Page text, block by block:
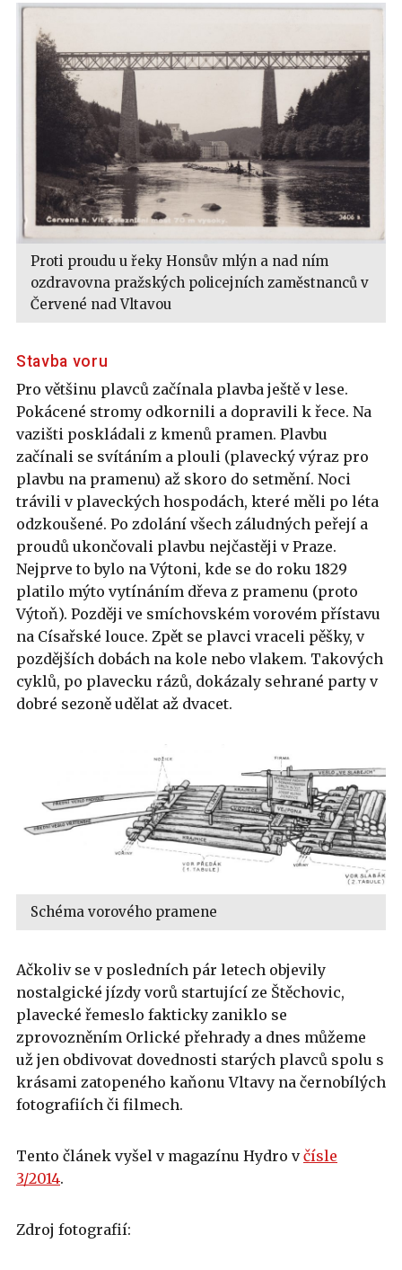
Proti proudu u řeky Honsův mlýn a nad ním
ozdravovna pražských policejních zaměstnanců v
Červené nad Vltavou
Stavba voru
Pro většinu plavců začínala plavba ještě v lese.
Pokácené stromy odkornili a dopravili k řece. Na
vazišti poskládali z kmenů pramen. Plavbu
začínali se svítáním a plouli (plavecký výraz pro
plavbu na pramenu) až skoro do setmění. Noci
trávili v plaveckých hospodách, které měli po léta
odzkoušené. Po zdolání všech záludných peřejí a
proudů ukončovali plavbu nejčastěji v Praze.
Nejprve to bylo na Výtoni, kde se do roku 1829
platilo mýto vytínáním dřeva z pramenu (proto
Výtoň). Později ve smíchovském vorovém přístavu
na Císařské louce. Zpět se plavci vraceli pěšky, v
pozdějších dobách na kole nebo vlakem. Takových
cyklů, po plavecku rázů, dokázaly sehrané party v
dobré sezoně udělat až dvacet.
Schéma vorového pramene
Ačkoliv se v posledních pár letech objevily
nostalgické jízdy vorů startující ze Štěchovic,
plavecké řemeslo fakticky zaniklo se
zprovozněním Orlické přehrady a dnes můžeme
už jen obdivovat dovednosti starých plavců spolu s
krásami zatopeného kaňonu Vltavy na černobílých
fotografiích či filmech.
Tento článek vyšel v magazínu Hydro včísle
3/2014.
Zdroj fotografií: